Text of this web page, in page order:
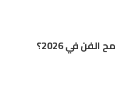
في 2026؟